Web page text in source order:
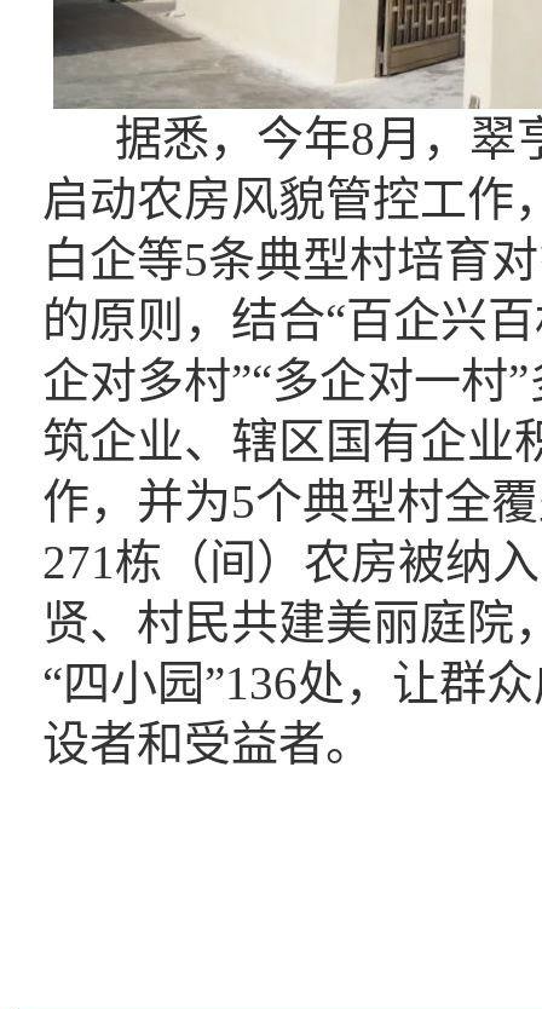
据悉，今年8月，翠
启动农房风貌管控工作
白企等5条典型村培育
的原则，结合“百企兴
企对多村”“多企对一村
筑企业、辖区国有企业
作，并为5个典型村全
271栋（间）农房被纳
贤、村民共建美丽庭院
“四小园”136处，让群
设者和受益者。